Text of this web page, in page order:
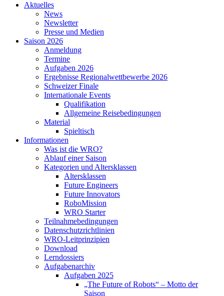
Aktuelles
News
Newsletter
Presse und Medien
Saison 2026
Anmeldung
Termine
Aufgaben 2026
Ergebnisse Regionalwettbewerbe 2026
Schweizer Finale
Internationale Events
Qualifikation
Allgemeine Reisebedingungen
Material
Spieltisch
Informationen
Was ist die WRO?
Ablauf einer Saison
Kategorien und Altersklassen
Altersklassen
Future Engineers
Future Innovators
RoboMission
WRO Starter
Teilnahmebedingungen
Datenschutzrichtlinien
WRO-Leitprinzipien
Download
Lerndossiers
Aufgabenarchiv
Aufgaben 2025
„The Future of Robots“ – Motto der
Saison